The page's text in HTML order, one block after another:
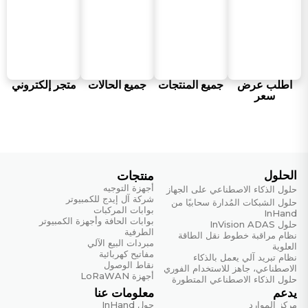
جهد الدخل
واجهة الطاقة
مدخل تيار مستمر مع حماية من عكس القطبية
القيمة النموذجية (حالة خمول نظام التشغيل)
10 واط
المواصفات الميكانيكية
الغلاف وتبديد الحرارة
هيكل معدني، تصميم بدون مروحة
اطلب عرض
سعر
جميع المنتجات جميع الحالات متجر إلكتروني
الحلول
حلول الذكاء الاصطناعي على الجهاز
حلول الشبكات المُدارة سحابيًا من
InHand
حلول InVision ADAS
نظام مراقبة خطوط نقل الطاقة
العلوية
نظام تبريد آلي يعمل بالذكاء
الاصطناعي، جاهز للاستخدام الفوري
حلول الذكاء الاصطناعي المتطورة
منتجات
أجهزة التوجيه
شركة آل إيدج للكمبيوتر
بوابات المركبات
بوابات الحافة وأجهزة الكمبيوتر
الطرفية
مبردات البيع الآلي
مفاتيح كهربائية
نقاط الوصول
أجهزة LoRaWAN
يدعم
مركز الموارد
معلومات عنا
حول InHand